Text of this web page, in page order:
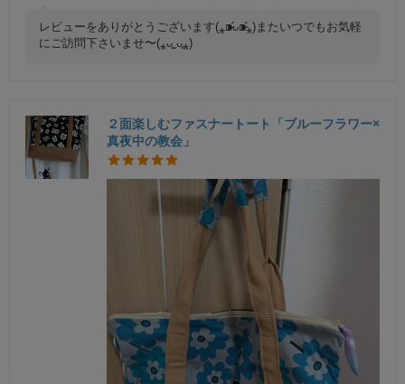
レビューをありがとうございます(⁎⁍̴̛ᴗ⁍̴̛⁎)またいつでもお気軽
にご訪問下さいませ〜(⁎ᴗ͈ˬᴗ͈⁎)
２面楽しむファスナートート「ブルーフラワー×
真夜中の教会」